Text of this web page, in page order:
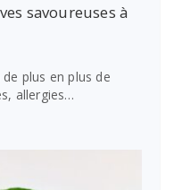
savoureuses à
plus en plus de
allergies…